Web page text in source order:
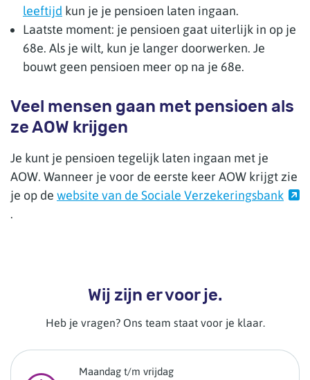
leeftijd kun je je pensioen laten ingaan.
Laatste moment: je pensioen gaat uiterlijk in op je
68e. Als je wilt, kun je langer doorwerken. Je
bouwt geen pensioen meer op na je 68e.
Veel mensen gaan met pensioen als
ze AOW krijgen
Je kunt je pensioen tegelijk laten ingaan met je
AOW. Wanneer je voor de eerste keer AOW krijgt zie
je op de website van de Sociale Verzekeringsbank
.
Wij zijn er voor je.
Heb je vragen? Ons team staat voor je klaar.
Maandag t/m vrijdag